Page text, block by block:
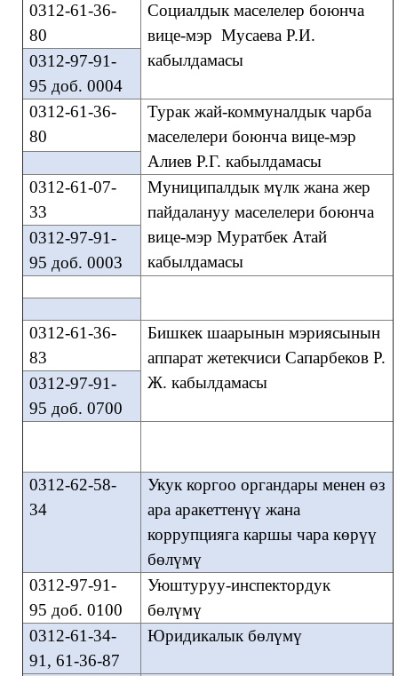
0312-61-36-
80
Социалдык маселелер боюнча
вице-мэр Мусаева Р.И.
кабылдамасы
0312-97-91-
95 доб. 0004
0312-61-36-
80
Турак жай-коммуналдык чарба
маселелери боюнча вице-мэр
Алиев Р.Г. кабылдамасы
0312-61-07-
33
Муниципалдык мүлк жана жер
пайдалануу маселелери боюнча
вице-мэр Муратбек Атай
кабылдамасы
0312-97-91-
95 доб. 0003
0312-61-36-
83
Бишкек шаарынын мэриясынын
аппарат жетекчиси Сапарбеков Р.
Ж. кабылдамасы
0312-97-91-
95 доб. 0700
0312-62-58-
34
Укук коргоо органдары менен өз
ара аракеттенүү жана
коррупцияга каршы чара көрүү
бөлүмү
0312-97-91-
95 доб. 0100
Уюштуруу-инспектордук
бөлүмү
0312-61-34-
91, 61-36-87
Юридикалык бөлүмү